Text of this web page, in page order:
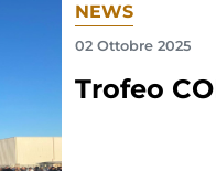
NEWS
02 Ottobre 2025
Trofeo